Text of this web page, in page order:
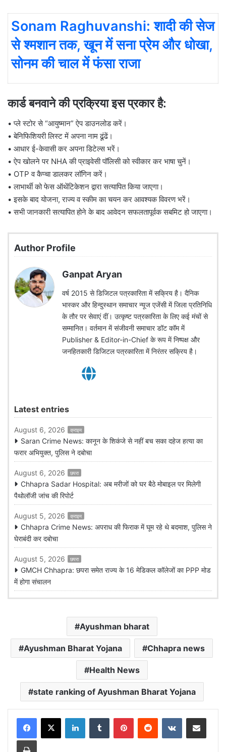
Sonam Raghuvanshi: शादी की सेज
से श्मशान तक, खून में सना प्रेम और धोखा,
सोनम की चाल में फंसा राजा
कार्ड बनवाने की प्रक्रिया इस प्रकार है:
• प्ले स्टोर से “आयुष्मान” ऐप डाउनलोड करें।
• बेनिफिशियरी लिस्ट में अपना नाम ढूंढें।
• आधार ई-केवासी कर अपना डिटेल्स भरें।
• ऐप खोलने पर NHA की प्राइवेसी पॉलिसी को स्वीकार कर भाषा चुनें।
• OTP व कैप्चा डालकर लॉगिन करें।
• लाभार्थी को फेस ऑथेंटिकेशन द्वारा सत्यापित किया जाएगा।
• इसके बाद योजना, राज्य व स्कीम का चयन कर आवश्यक विवरण भरें।
• सभी जानकारी सत्यापित होने के बाद आवेदन सफलतापूर्वक सबमिट हो जाएगा।
Author Profile
Ganpat Aryan
वर्ष 2015 से डिजिटल पत्रकारिता में सक्रिय है। दैनिक
भास्कर और हिन्दुस्थान समाचार न्यूज एजेंसी में जिला प्रतिनिधि
के तौर पर सेवाएं दीं। उत्कृष्ट पत्रकारिता के लिए कई मंचों से
सम्मानित। वर्तमान में संजीवनी समाचार डॉट कॉम में
Publisher & Editor-in-Chief के रूप में निष्पक्ष और
जनहितकारी डिजिटल पत्रकारिता में निरंतर सक्रिय है।
Latest entries
August 6, 2026 क्राइम
Saran Crime News: कानून के शिकंजे से नहीं बच सका दहेज हत्या का
फरार अभियुक्त, पुलिस ने दबोचा
August 6, 2026 छपरा
Chhapra Sadar Hospital: अब मरीजों को घर बैठे मोबाइल पर मिलेगी
पैथोलॉजी जांच की रिपोर्ट
August 5, 2026 क्राइम
Chhapra Crime News: अपराध की फिराक में घूम रहे थे बदमाश, पुलिस ने
घेराबंदी कर दबोचा
August 5, 2026 छपरा
GMCH Chhapra: छपरा समेत राज्य के 16 मेडिकल कॉलेजों का PPP मोड
में होगा संचालन
Ayushman bharat
Ayushman Bharat Yojana Chhapra news
Health News
state ranking of Ayushman Bharat Yojana
LinkedInTumblr PinterestReddit VKontakteShare via Email
Print